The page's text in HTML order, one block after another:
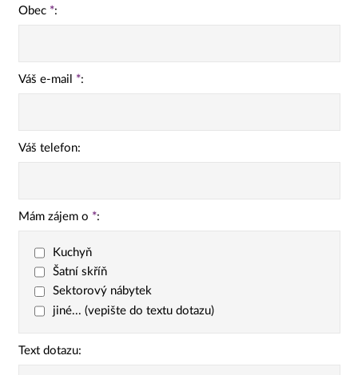
Obec *:
Váš e-mail *:
Váš telefon:
Mám zájem o *:
Kuchyň
Šatní skříň
Sektorový nábytek
jiné... (vepište do textu dotazu)
Text dotazu: